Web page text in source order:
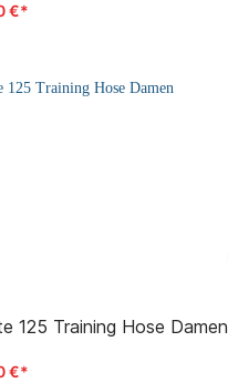
€*
125 Training Hose Damen
€*